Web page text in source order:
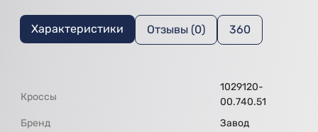
Характеристики Отзывы (0) 360
Кроссы
1029120-
00.740.51
Бренд
Завод